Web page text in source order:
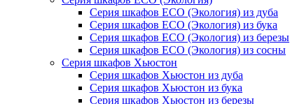
Серия шкафов ECO (Экология) из дуба
Серия шкафов ECO (Экология) из бука
Серия шкафов ECO (Экология) из березы
Серия шкафов ECO (Экология) из сосны
Серия шкафов Хьюстон
Серия шкафов Хьюстон из дуба
Серия шкафов Хьюстон из бука
Серия шкафов Хьюстон из березы